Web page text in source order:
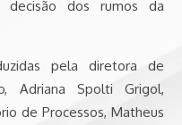
decisão dos rumos da
pela diretora de
Adriana Spolti Grigol,
de Processos, Matheus